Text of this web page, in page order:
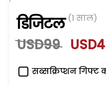
डिजिटल (1 साल)
USD99
सब्सक्रिप्शन गिफ्ट